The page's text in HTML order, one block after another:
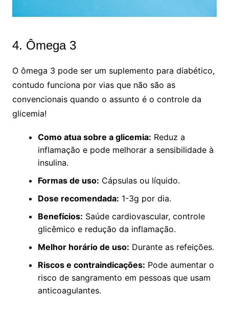
4. Ômega 3
O ômega 3 pode ser um suplemento para diabético,
contudo funciona por vias que não são as
convencionais quando o assunto é o controle da
glicemia!
Como atua sobre a glicemia: Reduz a
inflamação e pode melhorar a sensibilidade à
insulina.
Formas de uso: Cápsulas ou líquido.
Dose recomendada: 1-3g por dia.
Benefícios: Saúde cardiovascular, controle
glicêmico e redução da inflamação.
Melhor horário de uso: Durante as refeições.
Riscos e contraindicações: Pode aumentar o
risco de sangramento em pessoas que usam
anticoagulantes.